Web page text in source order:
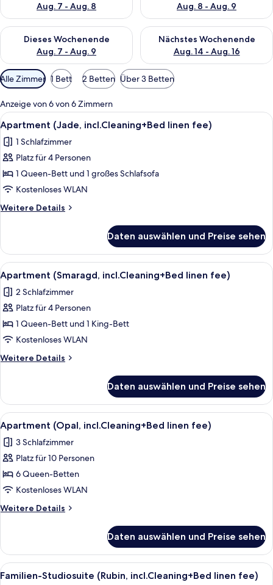
Aug. 7 - Aug. 8
Aug. 8 - Aug. 9
Dieses Wochenende
Aug. 7 - Aug. 9
Überprüfe die Verfügbarkeit für dieses Wochenende, Aug. 7
Nächstes Wochenende
Aug. 14 - Aug. 16
Überprüfe die Verfügbarkeit
Verfügbare
Filter
für
Zimmer
Alle Zimmer 1 Bett 2 Betten Über 3 Betten
Anzeige von 6 von 6 Zimmern
Alle
Fotos
für
Apartment
(Jade,
incl.Cleaning+Bed
linen
fee)
Ein Hotelzimmer mit zwei Betten,
7
Apartment (Jade, incl.Cleaning+Bed linen fee)
1 Schlafzimmer
Platz für 4 Personen
1 Queen-Bett und 1 großes Schlafsofa
Kostenloses WLAN
Weitere Details
Weitere
(Jade,
incl.Cleaning+Bed
linen
fee)
Daten auswählen und Preise sehen
Alle
Fotos
für
Apartment
(Smaragd,
incl.Cleaning+Bed
linen
fee)
Ein Zimmer mit einem grünen Sofa,
5
Apartment (Smaragd, incl.Cleaning+Bed linen fee)
2 Schlafzimmer
Platz für 4 Personen
1 Queen-Bett und 1 King-Bett
Kostenloses WLAN
Weitere Details
Weitere
(Smaragd,
incl.Cleaning+Bed
linen
fee)
Daten auswählen und Preise sehen
Alle
Fotos
für
Apartment
(Opal,
incl.Cleaning+Bed
linen
fee)
Ein Hotelzimmer mit zwei Betten,
11
Apartment (Opal, incl.Cleaning+Bed linen fee)
3 Schlafzimmer
Platz für 10 Personen
6 Queen-Betten
Kostenloses WLAN
Weitere Details
Weitere
(Opal,
incl.Cleaning+Bed
linen
Daten auswählen und Preise sehen
Alle
Eine kompakte Küche mit
8
Familien-Studiosuite (Rubin, incl.Cleaning+Bed linen fee)